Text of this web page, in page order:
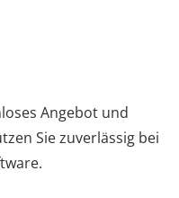
Angebot und
Sie zuverlässig bei